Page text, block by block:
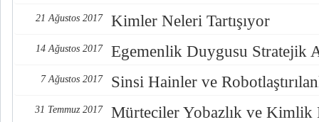
21 Ağustos 2017 Kimler Neleri Tartışıyor
14 Ağustos 2017 Egemenlik Duygusu Stratejik
7 Ağustos 2017 Sinsi Hainler ve
31 Temmuz 2017 Mürteciler Yobazlık ve Kimlik